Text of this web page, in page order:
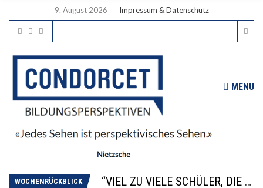
9. August 2026 Impressum & Datenschutz
MENU
WOCHENRÜCKBLICK
“VIEL ZU VIELE SCHÜLER, DIE GEMESSEN AN IHREN FÄHIGKEITEN GAR NICHT ANS GYMNASIUM GEHÖREN”